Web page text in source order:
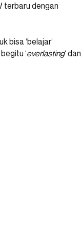
‘ terbaru dengan
bisa ‘belajar’
‘everlasting‘ dan